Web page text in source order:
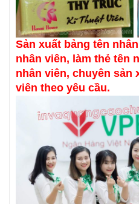
Sản xuất bảng tên
nhân viên, làm thẻ tên
nhân viên, chuyên sản
viên theo yêu cầu.